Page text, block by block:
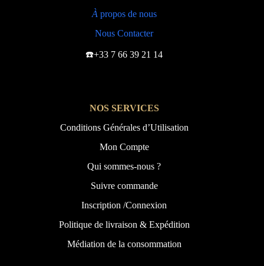
À propos de nous
Nous Contacter
☎️+33 7 66 39 21 14
NOS SERVICES
Conditions Générales d’Utilisation
Mon Compte
Qui sommes-nous ?
Suivre commande
Inscription /Connexion
Politique de livraison & Expédition
Médiation de la consommation